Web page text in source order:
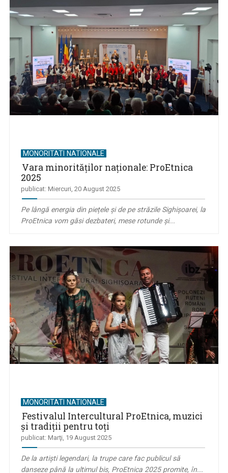
MONORITATI NATIONALE
Vara minorităților naționale: ProEtnica
2025
publicat: Miercuri, 20 August 2025
Pe lângă energia din piețele și de pe străzile Sighișoarei, la
ProEtnica vom găsi dezbateri, mese rotunde și...
MONORITATI NATIONALE
Festivalul Intercultural ProEtnica, muzici
şi tradiții pentru toți
publicat: Marţi, 19 August 2025
De la artiști legendari, la trupe care fac publicul să
danseze până la ultimul bis, ProEtnica 2025 promite, în...